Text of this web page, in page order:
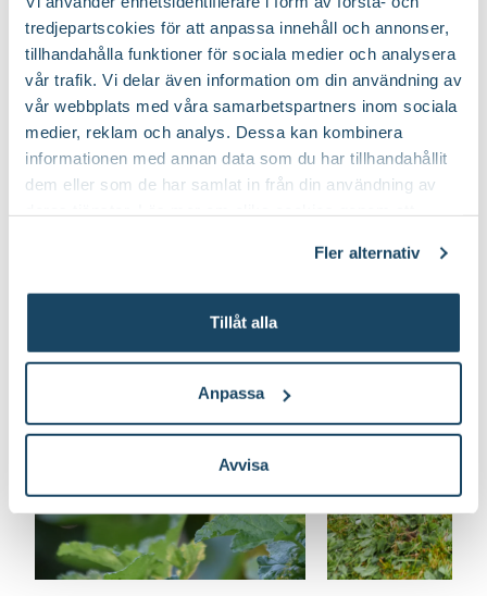
tredjepartscokies för att anpassa innehåll och annonser,
tillhandahålla funktioner för sociala medier och analysera
vår trafik. Vi delar även information om din användning av
vår webbplats med våra samarbetspartners inom sociala
medier, reklam och analys. Dessa kan kombinera
informationen med annan data som du har tillhandahållit
dem eller som de har samlat in från din användning av
Fler alternativ
Tillåt alla
Anpassa
Avvisa
Art nr 104056
Lyckas med dina vinbär